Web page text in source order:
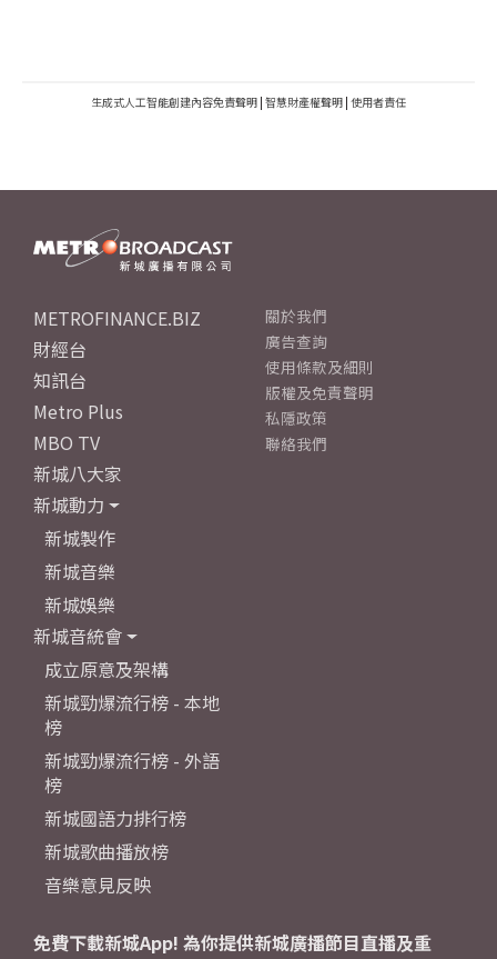
生成式人工智能創建內容免責聲明 | 智慧財產權聲明 | 使用者責任
METROFINANCE.BIZ
財經台
知訊台
Metro Plus
MBO TV
新城八大家
新城動力
新城製作
新城音樂
新城娛樂
新城音統會
成立原意及架構
新城勁爆流行榜 - 本地
榜
新城勁爆流行榜 - 外語
榜
新城國語力排行榜
新城歌曲播放榜
音樂意見反映
關於我們
廣告查詢
使用條款及細則
版權及免責聲明
私隱政策
聯絡我們
免費下載新城App! 為你提供新城廣播節目直播及重